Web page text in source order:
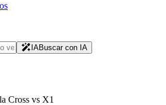
IABuscar con IA
Cross vs X1